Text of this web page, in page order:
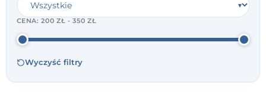
CENA:200 ZŁ - 350 ZŁ
Wyczyść filtry